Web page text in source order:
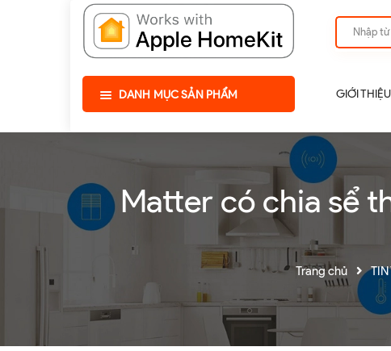
DANH MỤC SẢN PHẨM GIỚI THIỆU
Matter có chia sể
Trang chủ TIN